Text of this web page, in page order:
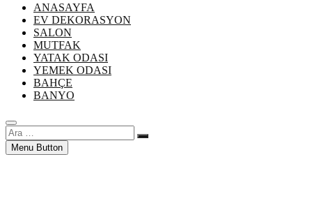
ANASAYFA
EV DEKORASYON
SALON
MUTFAK
YATAK ODASI
YEMEK ODASI
BAHÇE
BANYO
Ara
…Menu Button